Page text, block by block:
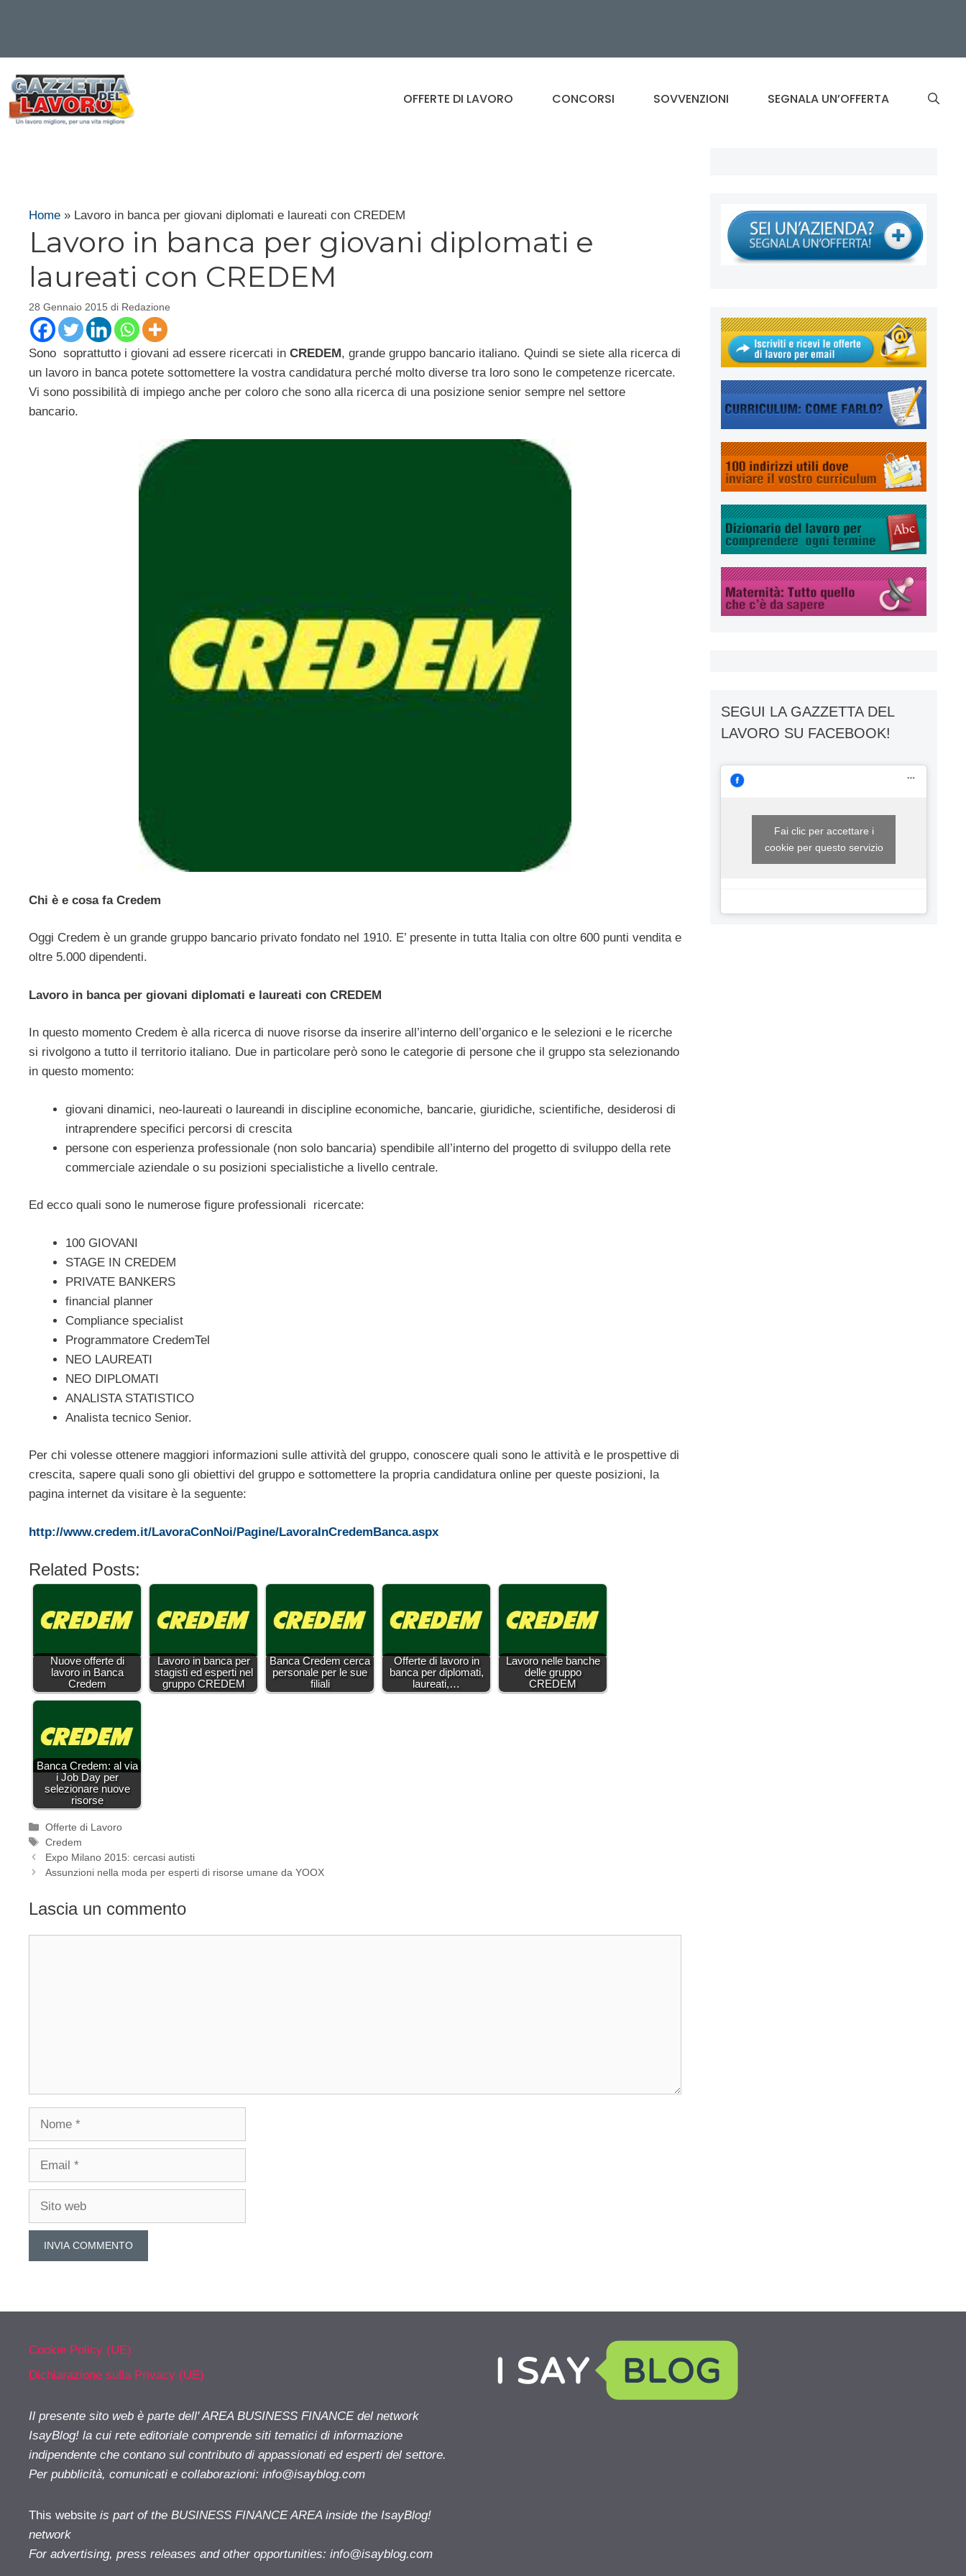
contenuto
OFFERTE DI LAVORO CONCORSI SOVVENZIONI SEGNALA UN’OFFERTA
Home » Lavoro in banca per giovani diplomati e laureati con CREDEM
Lavoro in banca per giovani diplomati e
laureati con CREDEM
28 Gennaio 2015 di Redazione
Sono soprattutto i giovani ad essere ricercati in CREDEM, grande gruppo bancario italiano. Quindi se siete alla ricerca di
un lavoro in banca potete sottomettere la vostra candidatura perché molto diverse tra loro sono le competenze ricercate.
Vi sono possibilità di impiego anche per coloro che sono alla ricerca di una posizione senior sempre nel settore
bancario.
Chi è e cosa fa Credem
Oggi Credem è un grande gruppo bancario privato fondato nel 1910. E’ presente in tutta Italia con oltre 600 punti vendita e
oltre 5.000 dipendenti.
Lavoro in banca per giovani diplomati e laureati con CREDEM
In questo momento Credem è alla ricerca di nuove risorse da inserire all’interno dell’organico e le selezioni e le ricerche
si rivolgono a tutto il territorio italiano. Due in particolare però sono le categorie di persone che il gruppo sta selezionando
in questo momento:
giovani dinamici, neo-laureati o laureandi in discipline economiche, bancarie, giuridiche, scientifiche, desiderosi di
intraprendere specifici percorsi di crescita
persone con esperienza professionale (non solo bancaria) spendibile all’interno del progetto di sviluppo della rete
commerciale aziendale o su posizioni specialistiche a livello centrale.
Ed ecco quali sono le numerose figure professionali ricercate:
100 GIOVANI
STAGE IN CREDEM
PRIVATE BANKERS
financial planner
Compliance specialist
Programmatore CredemTel
NEO LAUREATI
NEO DIPLOMATI
ANALISTA STATISTICO
Analista tecnico Senior.
Per chi volesse ottenere maggiori informazioni sulle attività del gruppo, conoscere quali sono le attività e le prospettive di
crescita, sapere quali sono gli obiettivi del gruppo e sottomettere la propria candidatura online per queste posizioni, la
pagina internet da visitare è la seguente:
http://www.credem.it/LavoraConNoi/Pagine/LavoraInCredemBanca.aspx
Related Posts:
Nuove offerte di
lavoro in Banca
Credem
Lavoro in banca per
stagisti ed esperti nel
gruppo CREDEM
Banca Credem cerca
personale per le sue
filiali
Offerte di lavoro in
banca per diplomati,
laureati,…
Lavoro nelle banche
delle gruppo
CREDEM
Banca Credem: al via
i Job Day per
selezionare nuove
risorse
Categorie
Offerte di Lavoro
Tag
Credem
Expo Milano 2015: cercasi autisti
Assunzioni nella moda per esperti di risorse umane da YOOX
Lascia un commento
SEGUI LA GAZZETTA DEL
LAVORO SU FACEBOOK!
Fai clic per accettare i
cookie per questo servizio
Cookie Policy (UE)
Dichiarazione sulla Privacy (UE)
Il presente sito web è parte dell' AREA BUSINESS FINANCE del network
IsayBlog! la cui rete editoriale comprende siti tematici di informazione
indipendente che contano sul contributo di appassionati ed esperti del settore.
Per pubblicità, comunicati e collaborazioni: info@isayblog.com
This website is part of the BUSINESS FINANCE AREA inside the IsayBlog!
network
For advertising, press releases and other opportunities: info@isayblog.com